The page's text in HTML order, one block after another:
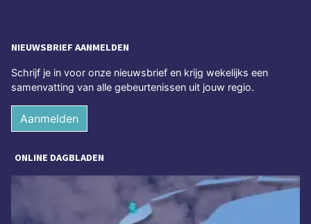
NIEUWSBRIEF AANMELDEN
Schrijf je in voor onze nieuwsbrief en krijg wekelijks een
samenvatting van alle gebeurtenissen uit jouw regio.
Aanmelden
ONLINE DAGBLADEN